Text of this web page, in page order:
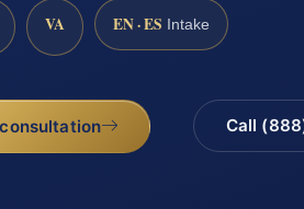
VA EN · ES Intake
Call